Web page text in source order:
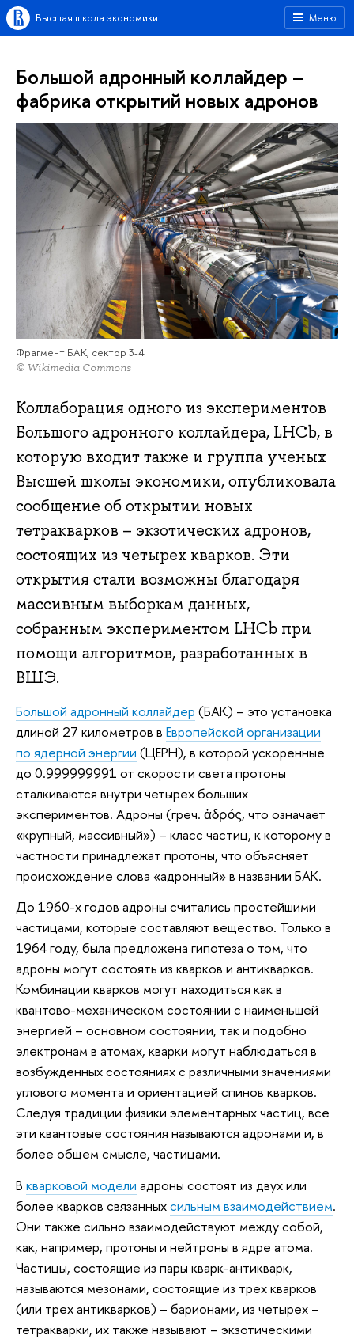
Меню
Высшая школа экономики
Большой адронный коллайдер –
фабрика открытий новых адронов
Фрагмент БАК, сектор 3-4
© Wikimedia Commons
Коллаборация одного из экспериментов
Большого адронного коллайдера, LHCb, в
которую входит также и группа ученых
Высшей школы экономики, опубликовала
сообщение об открытии новых
тетракварков – экзотических адронов,
состоящих из четырех кварков. Эти
открытия стали возможны благодаря
массивным выборкам данных,
собранным экспериментом LHCb при
помощи алгоритмов, разработанных в
ВШЭ.
Большой адронный коллайдер (БАК) – это установка
длиной 27 километров в Европейской организации
по ядерной энергии (ЦЕРН), в которой ускоренные
до 0.999999991 от скорости света протоны
сталкиваются внутри четырех больших
экспериментов. Адроны (греч. ἁδρός, что означает
«крупный, массивный») – класс частиц, к которому в
частности принадлежат протоны, что объясняет
происхождение слова «адронный» в названии БАК.
До 1960-х годов адроны считались простейшими
частицами, которые составляют вещество. Только в
1964 году, была предложена гипотеза о том, что
адроны могут состоять из кварков и антикварков.
Комбинации кварков могут находиться как в
квантово-механическом состоянии с наименьшей
энергией – основном состоянии, так и подобно
электронам в атомах, кварки могут наблюдаться в
возбужденных состояниях с различными значениями
углового момента и ориентацией спинов кварков.
Следуя традиции физики элементарных частиц, все
эти квантовые состояния называются адронами и, в
более общем смысле, частицами.
В кварковой модели адроны состоят из двух или
более кварков связанныхсильным взаимодействием.
Они также сильно взаимодействуют между собой,
как, например, протоны и нейтроны в ядре атома.
Частицы, состоящие из пары кварк-антикварк,
называются мезонами, состоящие из трех кварков
(или трех антикварков) – барионами, из четырех –
тетракварки, их также называют – экзотическими